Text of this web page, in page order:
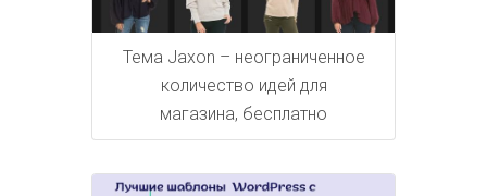
Тема Jaxon – неограниченное
количество идей для
магазина, бесплатно